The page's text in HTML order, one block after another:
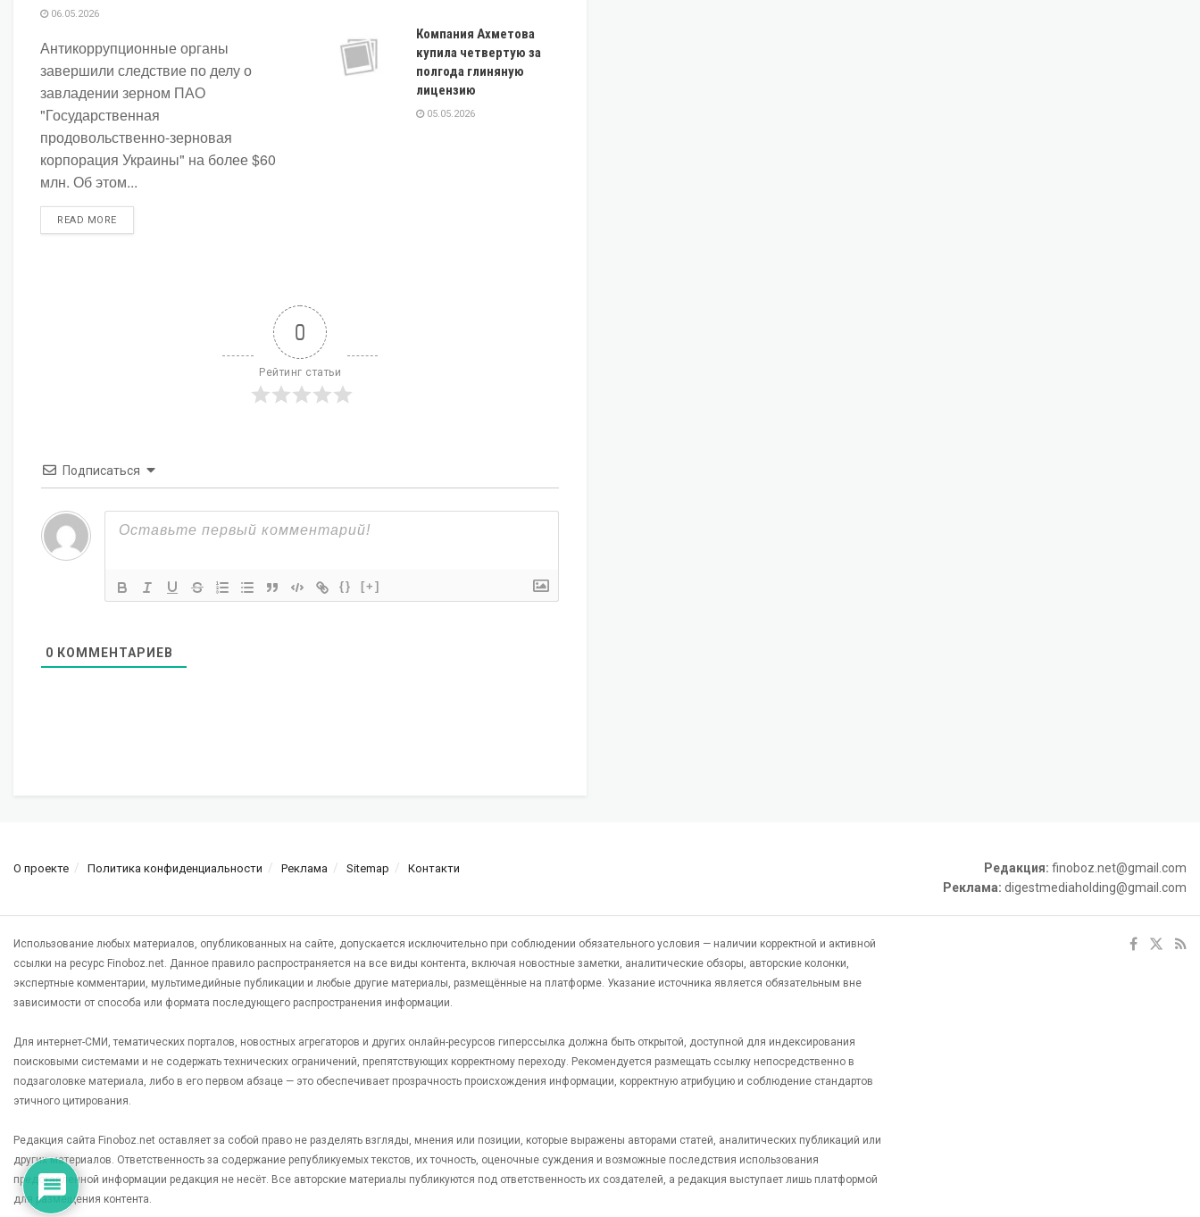
06.05.2026
Антикоррупционные органы
завершили следствие по делу о
завладении зерном ПАО
"Государственная
продовольственно-зерновая
корпорация Украины" на более $60
млн. Об этом...
READ MOREDETAILS
Компания Ахметова
купила четвертую за
полгода глиняную
лицензию
05.05.2026
0
Рейтинг статьи
Подписаться
{} [+]
0 КОММЕНТАРИЕВ
О проекте Политика конфиденциальности Реклама Sitemap Контакти Редакция: finoboz.net@gmail.com
Реклама: digestmediaholding@gmail.com
Использование любых материалов, опубликованных на сайте, допускается исключительно при соблюдении обязательного условия — наличии корректной и активной
ссылки на ресурс Finoboz.net. Данное правило распространяется на все виды контента, включая новостные заметки, аналитические обзоры, авторские колонки,
экспертные комментарии, мультимедийные публикации и любые другие материалы, размещённые на платформе. Указание источника является обязательным вне
зависимости от способа или формата последующего распространения информации.
Для интернет-СМИ, тематических порталов, новостных агрегаторов и других онлайн-ресурсов гиперссылка должна быть открытой, доступной для индексирования
поисковыми системами и не содержать технических ограничений, препятствующих корректному переходу. Рекомендуется размещать ссылку непосредственно в
подзаголовке материала, либо в его первом абзаце — это обеспечивает прозрачность происхождения информации, корректную атрибуцию и соблюдение стандартов
этичного цитирования.
Редакция сайта Finoboz.net оставляет за собой право не разделять взгляды, мнения или позиции, которые выражены авторами статей, аналитических публикаций или
других материалов. Ответственность за содержание републикуемых текстов, их точность, оценочные суждения и возможные последствия использования
представленной информации редакция не несёт. Все авторские материалы публикуются под ответственность их создателей, а редакция выступает лишь платформой
для размещения контента.